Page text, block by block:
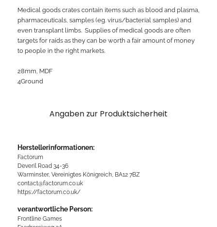
Medical goods crates contain items such as blood and plasma,
pharmaceuticals, samples (eg. virus/bacterial samples) and
even transplant limbs. Supplies of medical goods are often
targets for raids as they can be worth a fair amount of money
to people in the right markets.
28mm, MDF
4Ground
Angaben zur Produktsicherheit
Herstellerinformationen:
Factorum
Deveril Road 34-36
Warminster, Vereinigtes Königreich, BA12 7BZ
contact@factorum.co.uk
https://factorum.co.uk/
verantwortliche Person:
Frontline Games